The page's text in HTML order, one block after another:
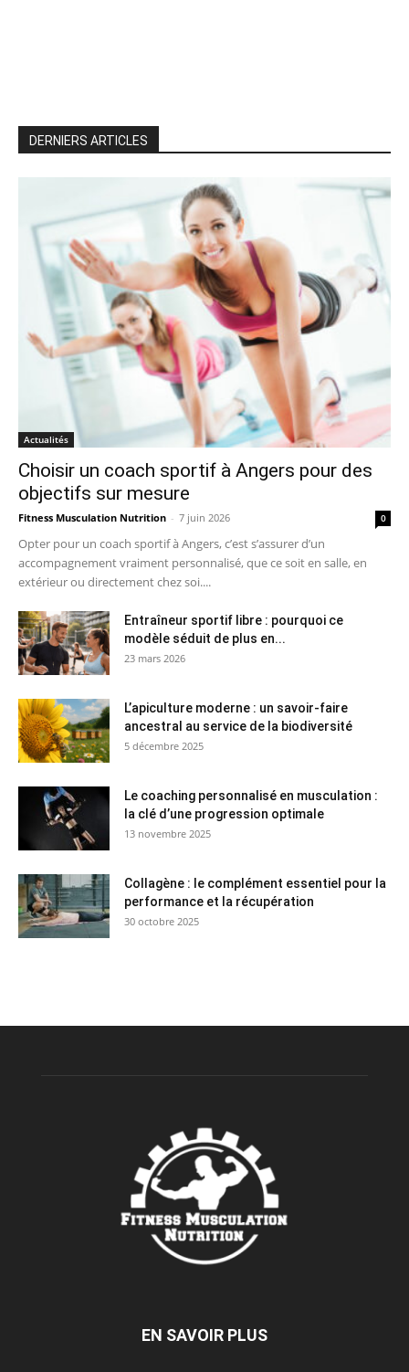
DERNIERS ARTICLES
Actualités
Choisir un coach sportif à Angers pour des
objectifs sur mesure
Fitness Musculation Nutrition - 7 juin 2026 0
Opter pour un coach sportif à Angers, c’est s’assurer d’un
accompagnement vraiment personnalisé, que ce soit en salle, en
extérieur ou directement chez soi....
Entraîneur sportif libre : pourquoi ce
modèle séduit de plus en...
23 mars 2026
L’apiculture moderne : un savoir-faire
ancestral au service de la biodiversité
5 décembre 2025
Le coaching personnalisé en musculation :
la clé d’une progression optimale
13 novembre 2025
Collagène : le complément essentiel pour la
performance et la récupération
30 octobre 2025
EN SAVOIR PLUS